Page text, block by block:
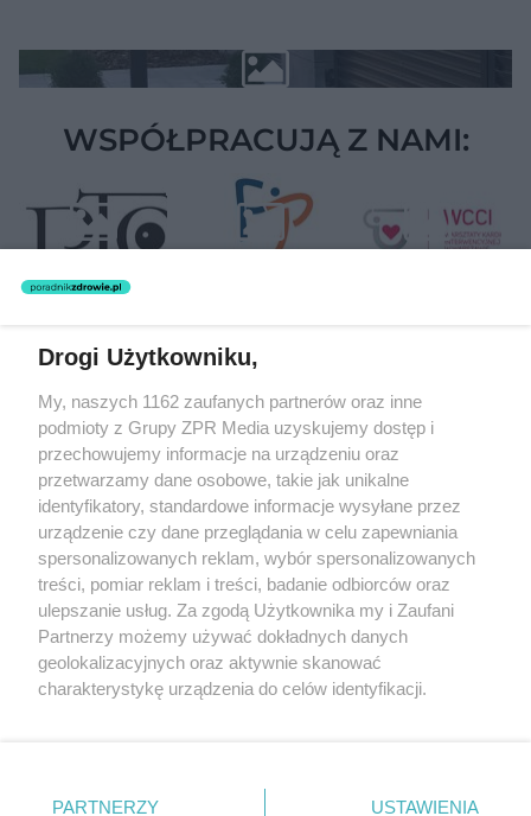
WSPÓŁPRACUJĄ Z NAMI:
Żaden utwór zamieszczony w serwisie nie może być powielany i
rozpowszechniany lub dalej rozpowszechniany w jakikolwiek sposób
(w tym także elektroniczny lub mechaniczny) na jakimkolwiek polu
eksploatacji w jakiejkolwiek formie, włącznie z umieszczaniem w
Internecie bez pisemnej zgody właściciela praw. Jakiekolwiek użycie
lub wykorzystanie utworów w całości lub w części z naruszeniem
prawa, tzn. bez właściwej zgody, jest zabronione pod groźbą kary i
może być ścigane prawnie.
O nas
Drogi Użytkowniku,
My, naszych 1162 zaufanych partnerów oraz inne
podmioty z Grupy ZPR Media uzyskujemy dostęp i
przechowujemy informacje na urządzeniu oraz
przetwarzamy dane osobowe, takie jak unikalne
identyfikatory, standardowe informacje wysyłane przez
urządzenie czy dane przeglądania w celu zapewniania
spersonalizowanych reklam, wybór spersonalizowanych
treści, pomiar reklam i treści, badanie odbiorców oraz
ulepszanie usług. Za zgodą Użytkownika my i Zaufani
Partnerzy możemy używać dokładnych danych
geolokalizacyjnych oraz aktywnie skanować
charakterystykę urządzenia do celów identyfikacji.
zmienić/wycofać klikając przycisk ustawień prywatności
PARTNERZY USTAWIENIA